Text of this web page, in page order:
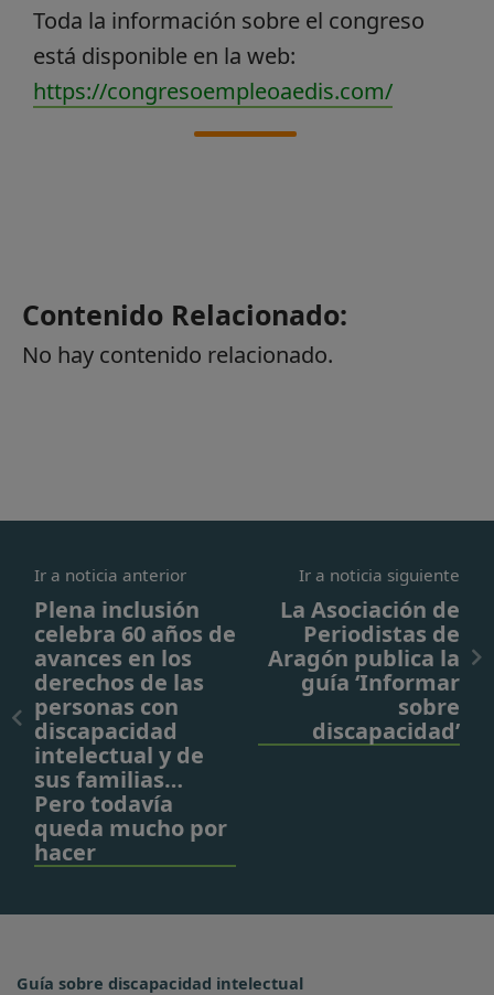
Toda la información sobre el congreso
está disponible en la web:
https://congresoempleoaedis.com/
Contenido Relacionado:
No hay contenido relacionado.
Ir a noticia anterior
Plena inclusión
celebra 60 años de
avances en los
derechos de las
personas con
discapacidad
intelectual y de
sus familias…
Pero todavía
queda mucho por
hacer
Ir a noticia siguiente
La Asociación de
Periodistas de
Aragón publica la
guía ‘Informar
sobre
discapacidad’
Guía sobre discapacidad intelectual